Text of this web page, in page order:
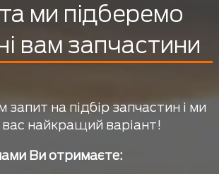
ми підберемо
вам запчастини
на підбір запчастин і ми
найкращий варіант!
Ви отримаєте: